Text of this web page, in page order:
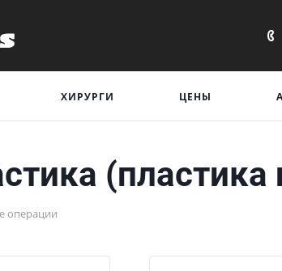
ХИРУРГИ ЦЕНЫ
(пластика
операции